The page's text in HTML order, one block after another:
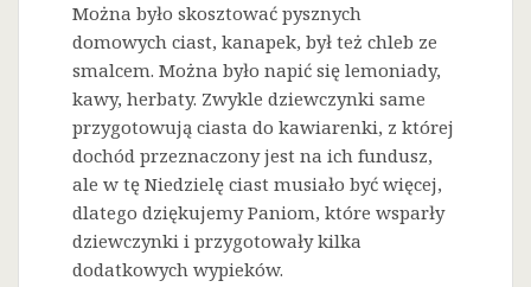
Można było skosztować pysznych
domowych ciast, kanapek, był też chleb ze
smalcem. Można było napić się lemoniady,
kawy, herbaty. Zwykle dziewczynki same
przygotowują ciasta do kawiarenki, z której
dochód przeznaczony jest na ich fundusz,
ale w tę Niedzielę ciast musiało być więcej,
dlatego dziękujemy Paniom, które wsparły
dziewczynki i przygotowały kilka
dodatkowych wypieków.